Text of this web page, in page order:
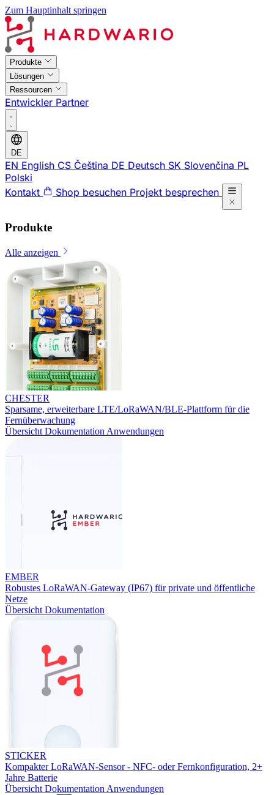
Zum Hauptinhalt springen
Produkte
Lösungen
Ressourcen
Entwickler Partner
DE
EN English CS Čeština DE Deutsch SK Slovenčina PL
Polski
Kontakt
Shop besuchen Projekt besprechen
Produkte
Alle anzeigen
CHESTER
Sparsame, erweiterbare LTE/LoRaWAN/BLE-Plattform für die
Fernüberwachung
Übersicht Dokumentation Anwendungen
EMBER
Robustes LoRaWAN-Gateway (IP67) für private und öffentliche
Netze
Übersicht Dokumentation
STICKER
Kompakter LoRaWAN-Sensor - NFC- oder Fernkonfiguration, 2+
Jahre Batterie
Übersicht Dokumentation Anwendungen